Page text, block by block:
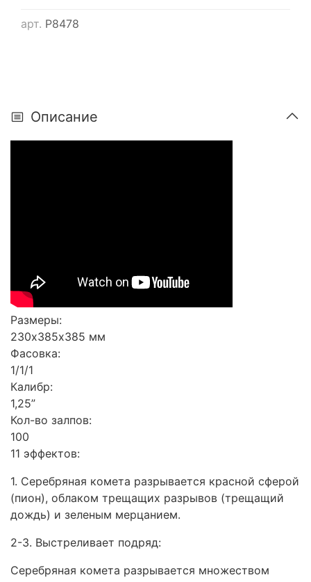
арт. Р8478
Описание
Размеры:
230х385х385 мм
Фасовка:
1/1/1
Калибр:
1,25”
Кол-во залпов:
100
11 эффектов:
1. Серебряная комета разрывается красной сферой
(пион), облаком трещащих разрывов (трещащий
дождь) и зеленым мерцанием.
2-3. Выстреливает подряд:
Серебряная комета разрывается множеством